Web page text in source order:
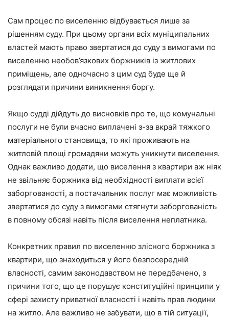
Сам процес по виселенню відбувається лише за
рішенням суду. При цьому органи всіх муніципальних
властей мають право звертатися до суду з вимогами по
виселенню необов’язкових боржників із житлових
приміщень, але одночасно з цим суд буде ще й
розглядати причини виникнення боргу.
Якщо судді дійдуть до висновків про те, що комунальні
послуги не були вчасно виплачені з-за вкрай тяжкого
матеріального становища, то які проживають на
житловій площі громадяни можуть уникнути виселення.
Однак важливо додати, що виселення з квартири аж ніяк
не звільняє боржника від необхідності виплати всієї
заборгованості, а постачальник послуг має можливість
звертатися до суду з вимогами стягнути заборгованість
в повному обсязі навіть після виселення неплатника.
Конкретних правил по виселенню злісного боржника з
квартири, що знаходиться у його безпосередній
власності, самим законодавством не передбачено, з
причини того, що це порушує конституційні принципи у
сфері захисту приватної власності і навіть прав людини
на житло. Але важливо не забувати, що в тій ситуації,